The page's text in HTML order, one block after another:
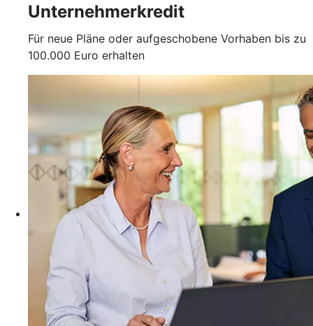
Unternehmerkredit
Für neue Pläne oder aufgeschobene Vorhaben bis zu
100.000 Euro erhalten